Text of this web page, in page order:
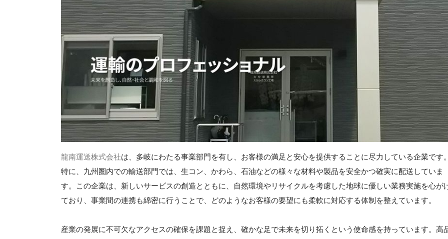
龍南運送株式会社は、多岐にわたる事業部門を有し、お客様の満足と安心を提供することに尽力している企業です。
特に、九州圏内での輸送部門では、生コン、かわら、石油などの様々な材料や製品を安全かつ確実に配送していま
す。この企業は、新しいサービスの創造とともに、自然環境やリサイクルを考慮した地球に優しい業務実施を心が
ており、事業間の連携も綿密に行うことで、どのようなお客様の要望にも柔軟に対応する体制を整えています。
産業の発展に不可欠なアクセスの確保を課題と捉え、確かな足で未来を切り拓くという使命感を持っています。高